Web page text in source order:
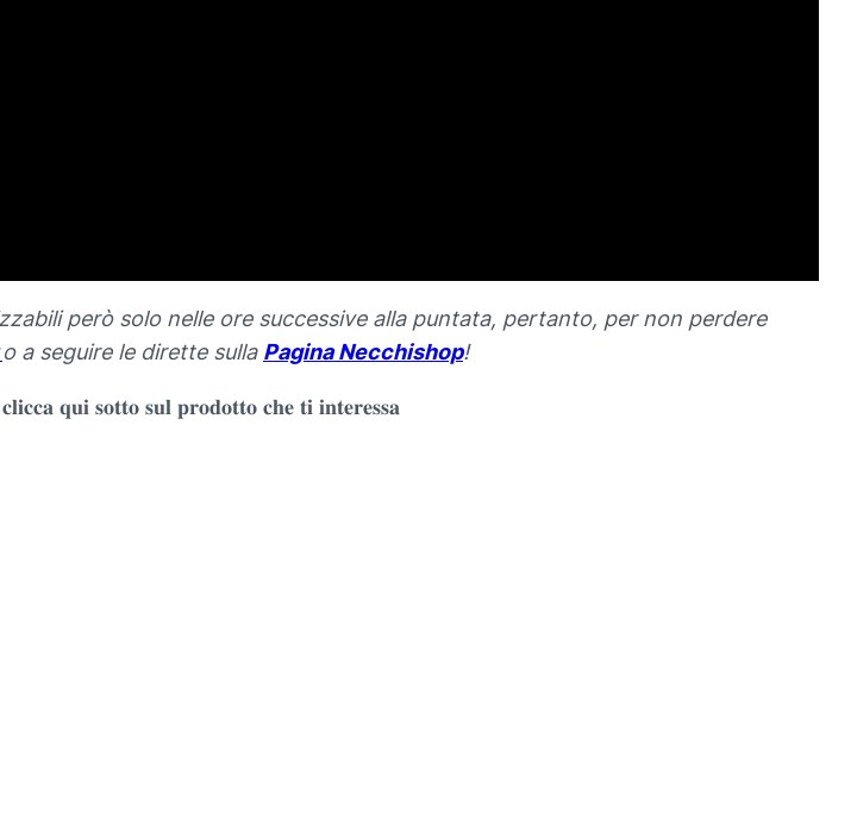
però solo nelle ore successive alla puntata, pertanto, per non perdere
o a seguire le dirette sulla Pagina Necchishop!
𝐪𝐮𝐢 𝐬𝐨𝐭𝐭𝐨 𝐬𝐮𝐥 𝐩𝐫𝐨𝐝𝐨𝐭𝐭𝐨 𝐜𝐡𝐞 𝐭𝐢 𝐢𝐧𝐭𝐞𝐫𝐞𝐬𝐬𝐚